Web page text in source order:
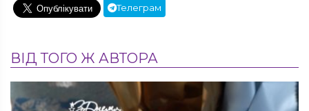
Телеграм
ВІД ТОГО Ж АВТОРА